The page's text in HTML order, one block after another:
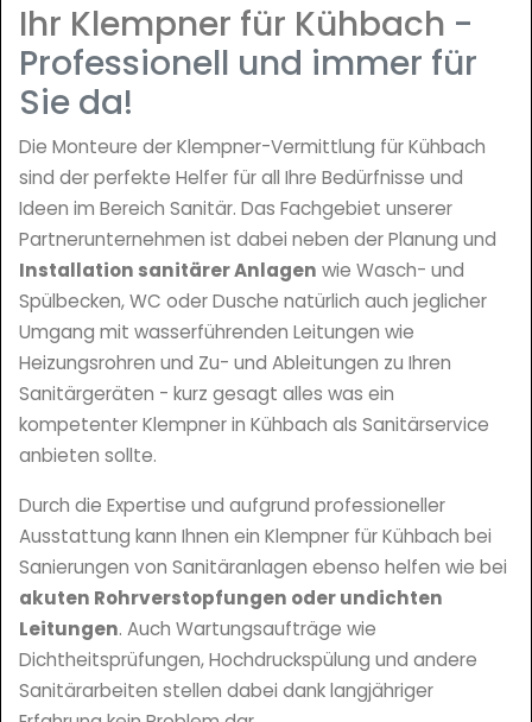
Ihr Klempner für Kühbach -
Professionell und immer für
Sie da!
Die Monteure der Klempner-Vermittlung für Kühbach
sind der perfekte Helfer für all Ihre Bedürfnisse und
Ideen im Bereich Sanitär. Das Fachgebiet unserer
Partnerunternehmen ist dabei neben der Planung und
Installation sanitärer Anlagen wie Wasch- und
Spülbecken, WC oder Dusche natürlich auch jeglicher
Umgang mit wasserführenden Leitungen wie
Heizungsrohren und Zu- und Ableitungen zu Ihren
Sanitärgeräten - kurz gesagt alles was ein
kompetenter Klempner in Kühbach als Sanitärservice
anbieten sollte.
Durch die Expertise und aufgrund professioneller
Ausstattung kann Ihnen ein Klempner für Kühbach bei
Sanierungen von Sanitäranlagen ebenso helfen wie bei
akuten Rohrverstopfungen oder undichten
Leitungen. Auch Wartungsaufträge wie
Dichtheitsprüfungen, Hochdruckspülung und andere
Sanitärarbeiten stellen dabei dank langjähriger